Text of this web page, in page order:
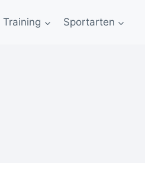
Training Sportarten